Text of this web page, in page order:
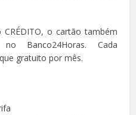
o cartão também
Banco24Horas. Cada
gratuito por mês.